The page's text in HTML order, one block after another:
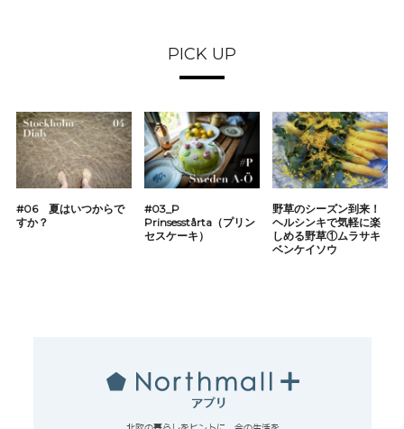
PICK UP
#06 夏はいつからで
すか？
#03_P
Prinsesstårta（プリン
セスケーキ）
野草のシーズン到来！
ヘルシンキで気軽に楽
しめる野草①ムラサキ
ベンケイソウ